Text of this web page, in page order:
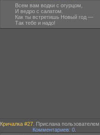
Всем вам водки с огурцом,
И ведро с салатом.
Как ты встретишь Новый год —
Так тебе и надо!
Кричалка #27 . Прислана
Комментариев: 0.